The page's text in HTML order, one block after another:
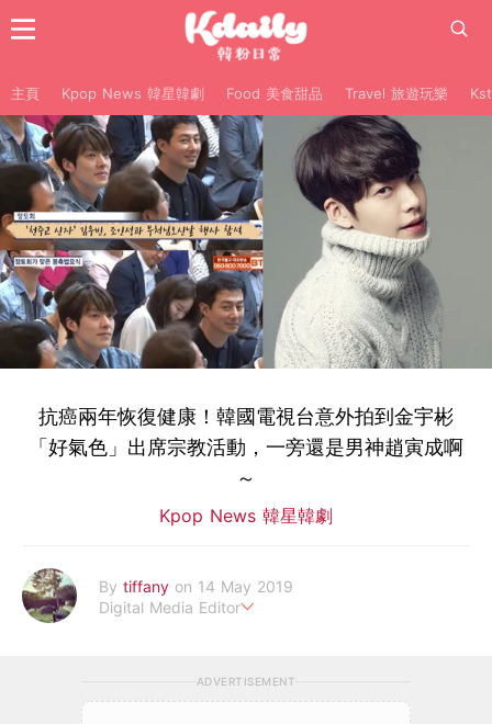
主頁 Kpop News 韓星韓劇 Food 美食甜品 Travel 旅遊玩樂
抗癌兩年恢復健康！韓國電視台意外拍到金宇彬
「好氣色」出席宗教活動，一旁還是男神趙寅成啊
～
Kpop News 韓星韓劇
By tiffany on 14 May 2019
Digital Media Editor
ADVERTISEMENT